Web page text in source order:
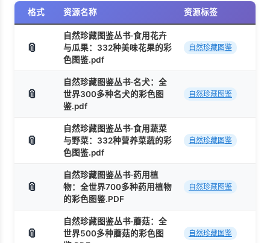
格式 资源名称 资源标签
📎
自然珍藏图鉴丛书·食用花卉
与瓜果：332种美味花果的彩
色图鉴.pdf
自然珍藏图鉴
📎
自然珍藏图鉴丛书·名犬：全
世界300多种名犬的彩色图
鉴.pdf
自然珍藏图鉴
📎
自然珍藏图鉴丛书·食用蔬菜
与野菜：332种营养菜蔬的彩
色图鉴.pdf
自然珍藏图鉴
📎
自然珍藏图鉴丛书·药用植
物：全世界700多种药用植物
的彩色图鉴.PDF
自然珍藏图鉴
📎
自然珍藏图鉴丛书·蘑菇：全
世界500多种蘑菇的彩色图
自然珍藏图鉴